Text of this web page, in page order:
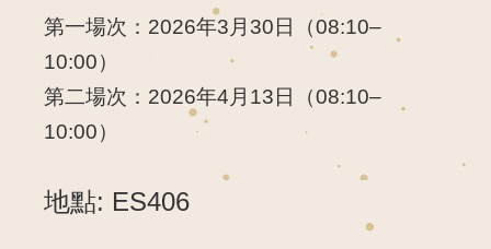
第一場次 ：2026年3月30日（08:10–
10:00）
第二場次 ：2026年4月13日（08:10–
10:00）
地點: ES406